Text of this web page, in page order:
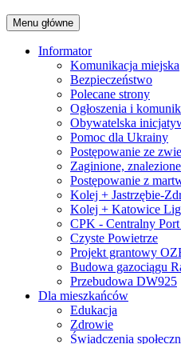
Menu główne
Informator
Komunikacja miejska
Bezpieczeństwo
Polecane strony
Ogłoszenia i
Obywatelska
Pomoc dla Ukrainy
Postępowanie ze
Zaginione,
Postępowanie z
Kolej + Jastrzębie-
Kolej + Katowice
CPK - Centralny
Czyste Powietrze
Projekt grantowy
Budowa gazociągu
Przebudowa DW925
Dla mieszkańców
Edukacja
Zdrowie
Świadczenia